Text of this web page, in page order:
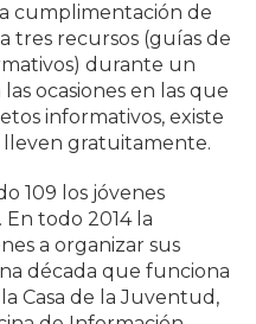
cumplimentación de
tres recursos (guías de
durante un
ocasiones en las que
informativos, existe
lleven gratuitamente.
109 los jóvenes
todo 2014 la
a organizar sus
década que funciona
la Casa de la Juventud,